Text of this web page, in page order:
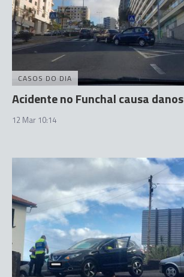
CASOS DO DIA
Acidente no Funchal causa danos
12 Mar 10:14